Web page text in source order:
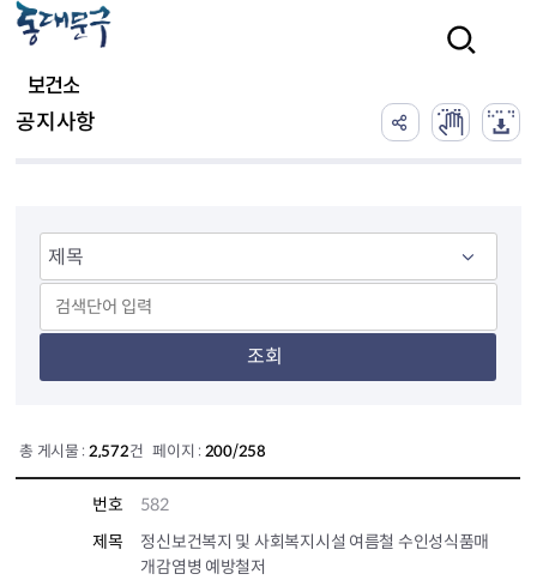
보건소
공지사항
조회
총 게시물 : 2,572건 페이지 : 200/258
번호
582
제목
정신보건복지 및 사회복지시설 여름철 수인성식품매
개감염병 예방철저